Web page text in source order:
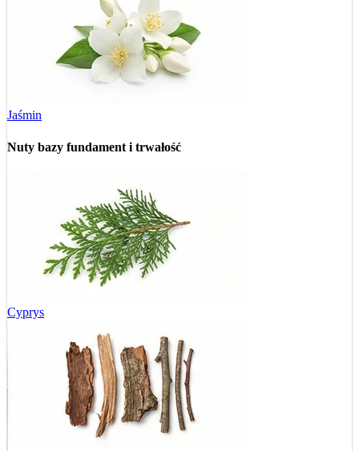
Jaśmin
Nuty bazy fundament i trwałość
Cyprys